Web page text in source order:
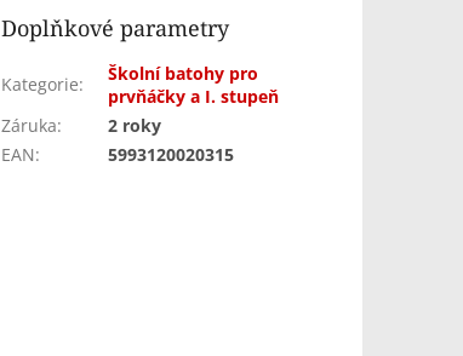
Doplňkové parametry
Kategorie:
Školní batohy pro
prvňáčky a I. stupeň
Záruka:
2 roky
EAN: 5993120020315